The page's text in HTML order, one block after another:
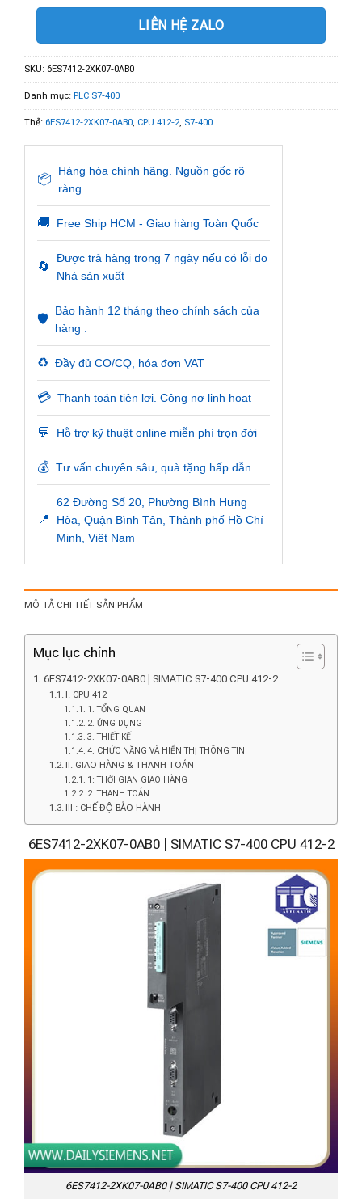
LIÊN HỆ ZALO
SKU: 6ES7412-2XK07-0AB0
Danh mục: PLC S7-400
Thẻ: 6ES7412-2XK07-0AB0, CPU 412-2, S7-400
📦
Hàng hóa chính hãng. Nguồn gốc rõ
ràng
🚚 Free Ship HCM - Giao hàng Toàn Quốc
🔄
Được trả hàng trong 7 ngày nếu có lỗi do
Nhà sản xuất
🛡️
Bảo hành 12 tháng theo chính sách của
hàng .
♻️ Đầy đủ CO/CQ, hóa đơn VAT
💳 Thanh toán tiện lợi. Công nợ linh hoạt
💬 Hỗ trợ kỹ thuật online miễn phí trọn đời
💰 Tư vấn chuyên sâu, quà tặng hấp dẫn
📍
62 Đường Số 20, Phường Bình Hưng
Hòa, Quận Bình Tân, Thành phố Hồ Chí
Minh, Việt Nam
MÔ TẢ CHI TIẾT SẢN PHẨM
Mục lục chính
6ES7412-2XK07-0AB0 | SIMATIC S7-400 CPU 412-2
I. CPU 412
1. TỔNG QUAN
2. ỨNG DỤNG
3. THIẾT KẾ
4. CHỨC NĂNG VÀ HIỂN THỊ THÔNG TIN
II. GIAO HÀNG & THANH TOÁN
1: THỜI GIAN GIAO HÀNG
2: THANH TOÁN
III : CHẾ ĐỘ BẢO HÀNH
6ES7412-2XK07-0AB0 | SIMATIC S7-400 CPU 412-2
6ES7412-2XK07-0AB0 | SIMATIC S7-400 CPU 412-2